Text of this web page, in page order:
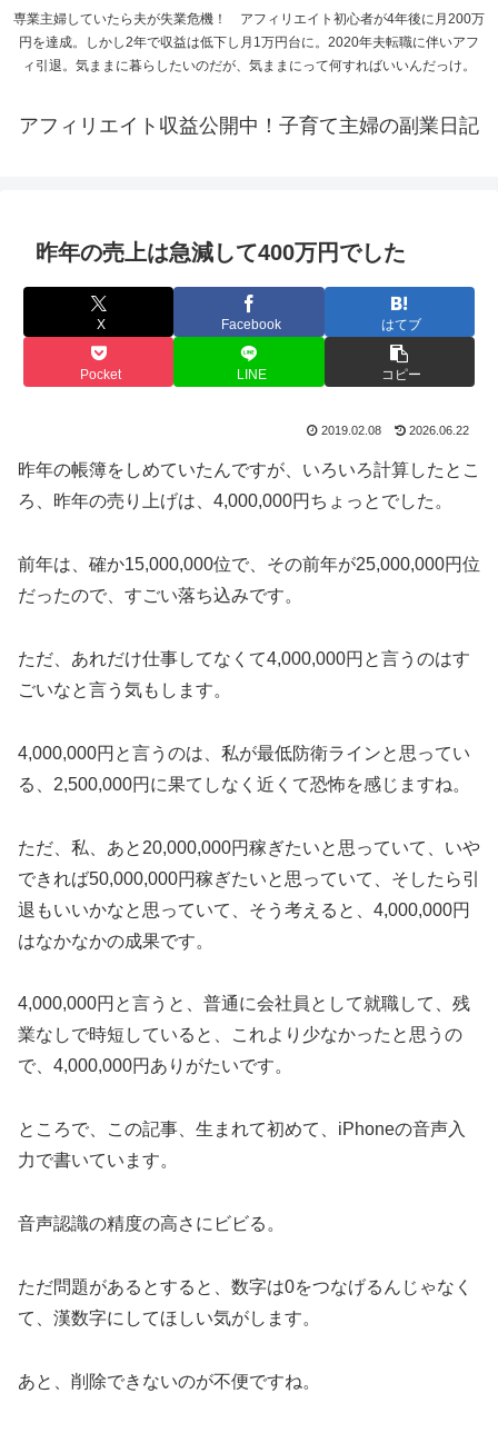
専業主婦していたら夫が失業危機！ アフィリエイト初心者が4年後に月200万
円を達成。しかし2年で収益は低下し月1万円台に。2020年夫転職に伴いアフ
ィ引退。気ままに暮らしたいのだが、気ままにって何すればいいんだっけ。
アフィリエイト収益公開中！子育て主婦の副業日記
昨年の売上は急減して400万円でした
X Facebook はてブ
Pocket LINE コピー
2019.02.08 2026.06.22
昨年の帳簿をしめていたんですが、いろいろ計算したとこ
ろ、昨年の売り上げは、4,000,000円ちょっとでした。
前年は、確か15,000,000位で、その前年が25,000,000円位
だったので、すごい落ち込みです。
ただ、あれだけ仕事してなくて4,000,000円と言うのはす
ごいなと言う気もします。
4,000,000円と言うのは、私が最低防衛ラインと思ってい
る、2,500,000円に果てしなく近くて恐怖を感じますね。
ただ、私、あと20,000,000円稼ぎたいと思っていて、いや
できれば50,000,000円稼ぎたいと思っていて、そしたら引
退もいいかなと思っていて、そう考えると、4,000,000円
はなかなかの成果です。
4,000,000円と言うと、普通に会社員として就職して、残
業なしで時短していると、これより少なかったと思うの
で、4,000,000円ありがたいです。
ところで、この記事、生まれて初めて、iPhoneの音声入
力で書いています。
音声認識の精度の高さにビビる。
ただ問題があるとすると、数字は0をつなげるんじゃなく
て、漢数字にしてほしい気がします。
あと、削除できないのが不便ですね。